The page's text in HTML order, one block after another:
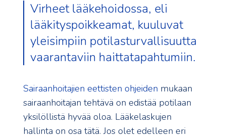
Virheet lääkehoidossa, eli
lääkityspoikkeamat, kuuluvat
yleisimpiin potilasturvallisuutta
vaarantaviin haittatapahtumiin.
Sairaanhoitajien eettisten ohjeiden mukaan
sairaanhoitajan tehtävä on edistää potilaan
yksilöllistä hyvää oloa. Lääkelaskujen
hallinta on osa tätä. Jos olet edelleen eri